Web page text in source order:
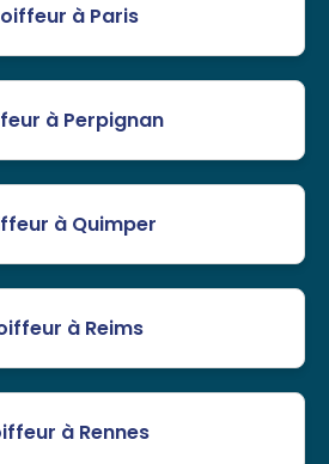
à Paris
à Perpignan
à Quimper
à Reims
à Rennes